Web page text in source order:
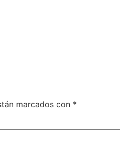
marcados con *